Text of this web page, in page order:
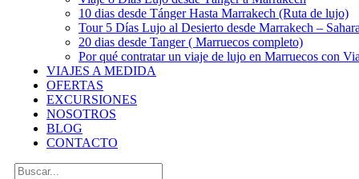
10 dias desde Tánger Hasta Marrakech (Ruta de lujo)
Tour 5 Días Lujo al Desierto desde Marrakech –
20 dias desde Tanger ( Marruecos completo)
Por qué contratar un viaje de lujo en Marruecos con
VIAJES A MEDIDA
OFERTAS
EXCURSIONES
NOSOTROS
BLOG
CONTACTO